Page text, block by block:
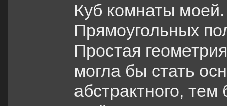
Куб комнаты
Прямоугольных
Простая
могла бы стать
абстрактного, тем